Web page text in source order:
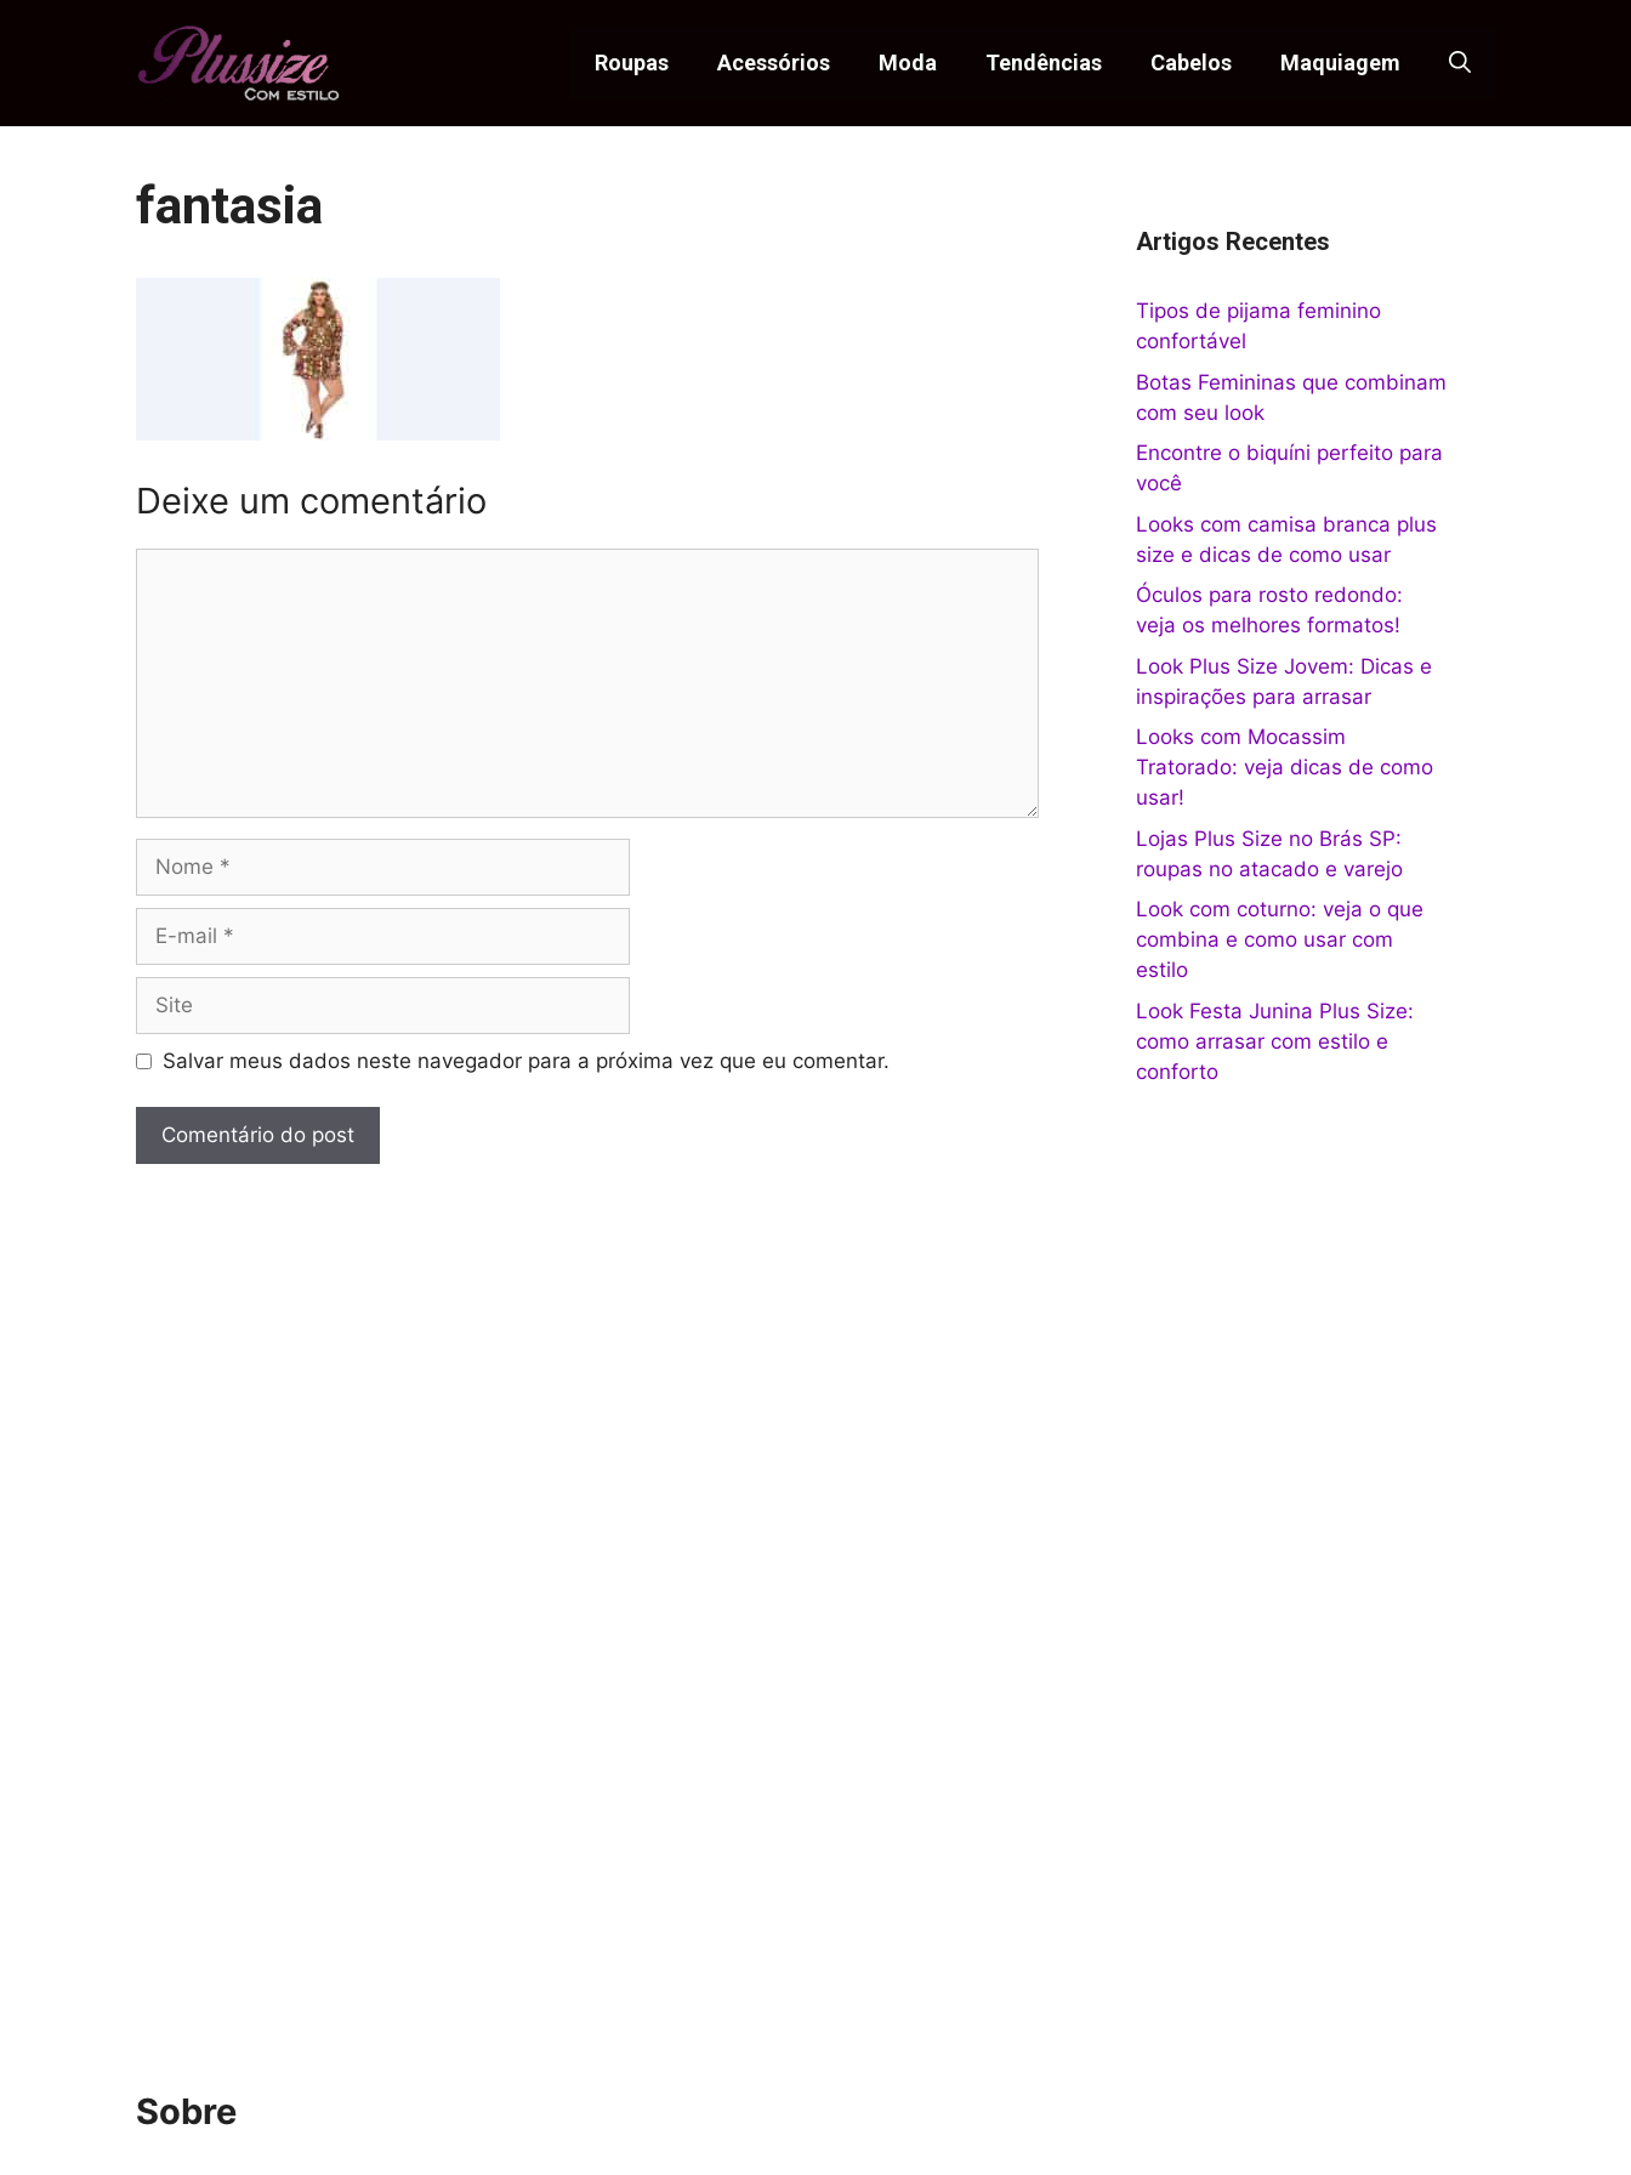
Roupas Acessórios Moda Tendências Cabelos Maquiagem
fantasia
Deixe um comentário
mail
Salvar meus dados neste navegador para a próxima vez que eu comentar.
Artigos Recentes
Tipos de pijama feminino
confortável
Botas Femininas que combinam
com seu look
Encontre o biquíni perfeito para
você
Looks com camisa branca plus
size e dicas de como usar
Óculos para rosto redondo:
veja os melhores formatos!
Look Plus Size Jovem: Dicas e
inspirações para arrasar
Looks com Mocassim
Tratorado: veja dicas de como
usar!
Lojas Plus Size no Brás SP:
roupas no atacado e varejo
Look com coturno: veja o que
combina e como usar com
estilo
Look Festa Junina Plus Size:
como arrasar com estilo e
conforto
Sobre